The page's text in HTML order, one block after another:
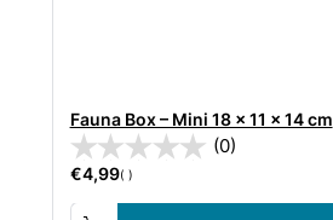
Fauna Box – Mini 18 x 11 x 14 cm
(0)
€4,99( )